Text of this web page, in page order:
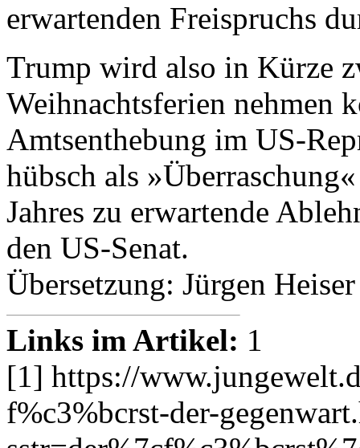
erwartenden Freispruchs
Trump wird also in Kürze
Weihnachtsferien nehmen
Amtsenthebung im US-
hübsch als
Jahres zu erwartende
den US-Senat.
Übersetzung: Jürgen Heiser
Links im Artikel: 1
[1] https://
f%c3%bcrst-der-